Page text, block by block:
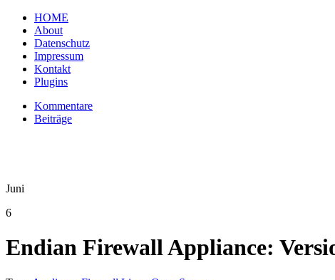
HOME
About
Datenschutz
Impressum
Kontakt
Plugins
Kommentare
Beiträge
Juni
6
Endian Firewall Appliance: